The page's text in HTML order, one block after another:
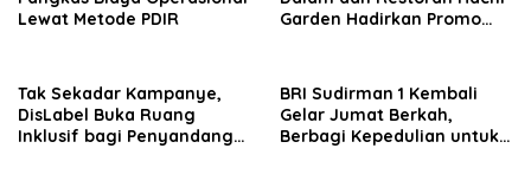
Lewat Metode PDIR
Garden Hadirkan Promo
Tak Sekadar Kampanye,
DisLabel Buka Ruang
Inklusif bagi Penyandang
BRI Sudirman 1 Kembali
Gelar Jumat Berkah,
Berbagi Kepedulian untuk